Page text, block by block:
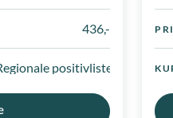
436,-
positivlister